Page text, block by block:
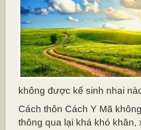
không được kế sinh nhai
Cách thôn Cách Y Mã
thông qua lại khá khó